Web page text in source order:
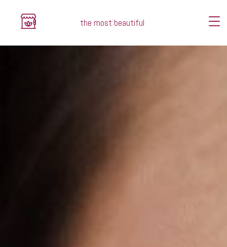
the most beautiful